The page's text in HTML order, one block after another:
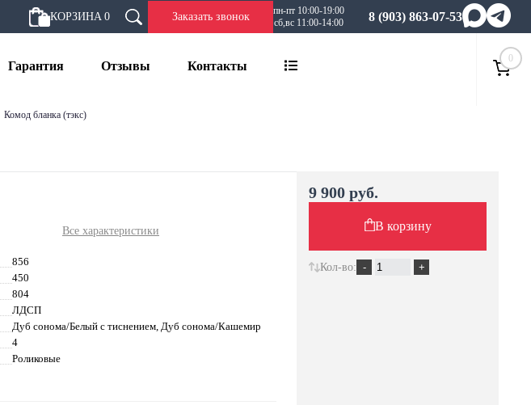
КОРЗИНА 0 Заказать звонок
пн-пт 10:00-19:00
сб,вс 11:00-14:00
8 (903) 863-07-53
Гарантия Отзывы Контакты
0
комод бланка (тэкс)
Все характеристики
856
450
804
ЛДСП
Дуб сонома/Белый с тиснением, Дуб сонома/Кашемир
4
Роликовые
9 900 руб.
В корзину
Кол-во: